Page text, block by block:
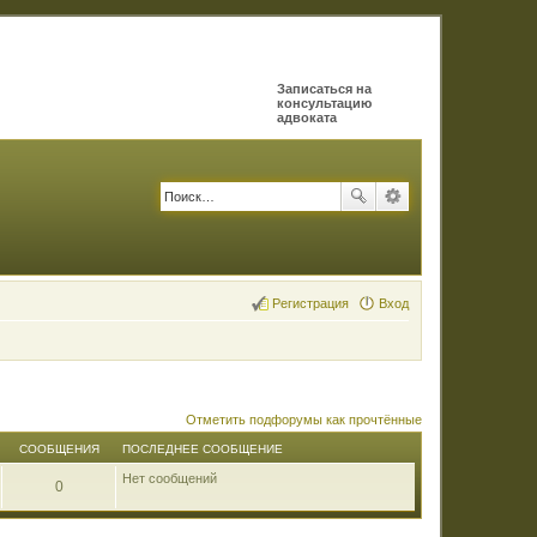
Записаться на
консультацию
адвоката
Вход
Регистрация
Отметить подфорумы как прочтённые
СООБЩЕНИЯ ПОСЛЕДНЕЕ СООБЩЕНИЕ
0 Нет сообщений